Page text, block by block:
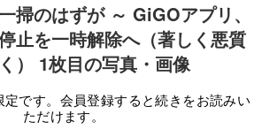
掃のはずが ～ GiGOアプリ、
止を一時解除へ（著しく悪質
） 1枚目の写真・画像
定です。会員登録すると続きをお読みい
ただけます。